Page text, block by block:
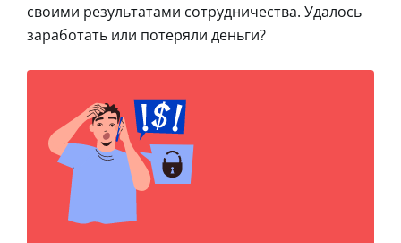
своими результатами сотрудничества. Удалось
заработать или потеряли деньги?